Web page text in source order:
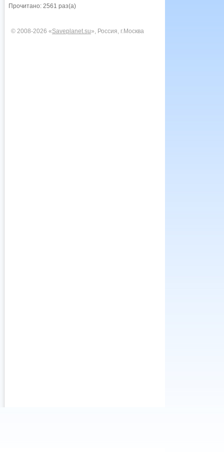
Прочитано: 2561 раз(а)
© 2008-2026 «Saveplanet.su», Россия, г.Москва